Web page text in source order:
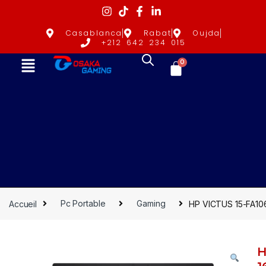
Casablanca Rabat
Oujda
+212 642 234 015
0
Accueil Pc Portable Gaming HP VICTUS 15-